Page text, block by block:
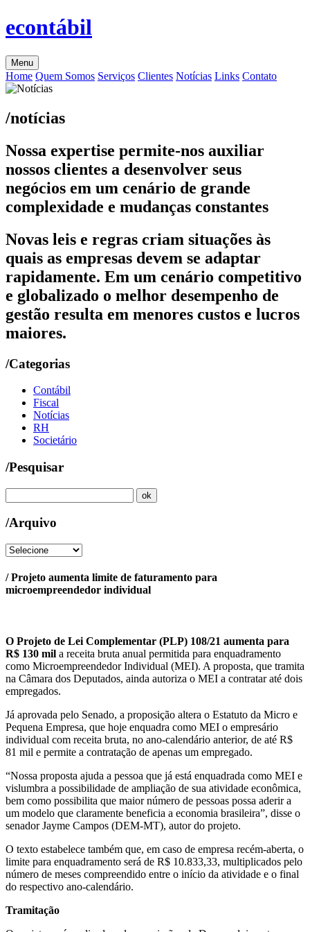
econtábil
Menu
Home Quem Somos Serviços Clientes Notícias Links Contato
/notícias
Nossa expertise permite-nos auxiliar
nossos clientes a desenvolver seus
negócios em um cenário de grande
complexidade e mudanças constantes
Novas leis e regras criam situações às
quais as empresas devem se adaptar
rapidamente. Em um cenário competitivo
e globalizado o melhor desempenho de
gestão resulta em menores custos e lucros
maiores.
/Categorias
Contábil
Fiscal
Notícias
RH
Societário
/Pesquisar
/Arquivo
/ Projeto aumenta limite de faturamento para
microempreendedor individual
O Projeto de Lei Complementar (PLP) 108/21 aumenta para
R$ 130 mil a receita bruta anual permitida para enquadramento
como Microempreendedor Individual (MEI). A proposta, que tramita
na Câmara dos Deputados, ainda autoriza o MEI a contratar até dois
empregados.
Já aprovada pelo Senado, a proposição altera o Estatuto da Micro e
Pequena Empresa, que hoje enquadra como MEI o empresário
individual com receita bruta, no ano-calendário anterior, de até R$
81 mil e permite a contratação de apenas um empregado.
“Nossa proposta ajuda a pessoa que já está enquadrada como MEI e
vislumbra a possibilidade de ampliação de sua atividade econômica,
bem como possibilita que maior número de pessoas possa aderir a
um modelo que claramente beneficia a economia brasileira”, disse o
senador Jayme Campos (DEM-MT), autor do projeto.
O texto estabelece também que, em caso de empresa recém-aberta, o
limite para enquadramento será de R$ 10.833,33, multiplicados pelo
número de meses compreendido entre o início da atividade e o final
do respectivo ano-calendário.
Tramitação